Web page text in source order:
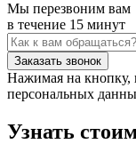
Мы перезвоним вам
в течение 15 минут
Нажимая на кнопку,
персональных
Узнать